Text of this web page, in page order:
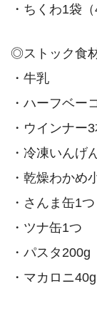
・ちくわ1袋（
◎ストック食
・牛乳
・ハーフベー
・ウインナー
・冷凍いんげ
・乾燥わかめ
・さんま缶1つ
・ツナ缶1つ
・パスタ200g
・マカロニ40g